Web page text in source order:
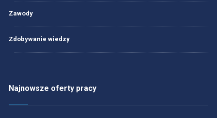
Zawody
Zdobywanie wiedzy
Najnowsze oferty pracy